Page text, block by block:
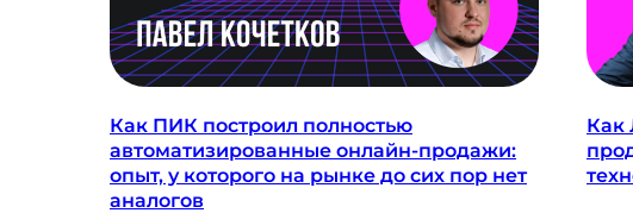
Как ПИК построил полностью
автоматизированные онлайн-продажи:
опыт, у которого на рынке до сих пор нет
аналогов
Как